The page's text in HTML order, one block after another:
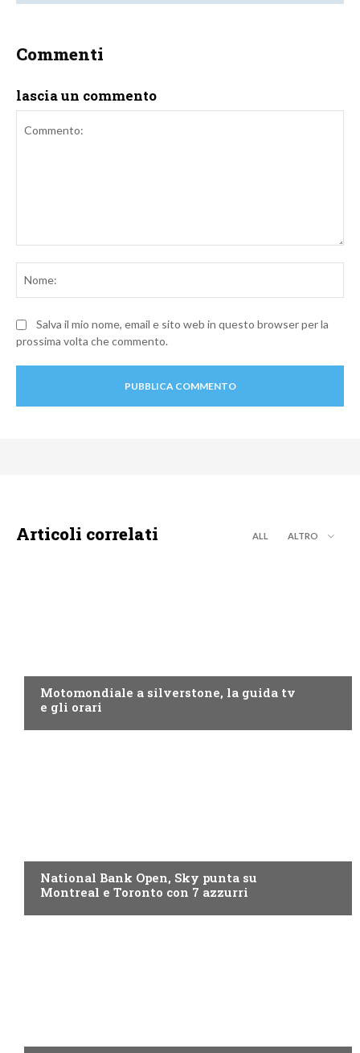
Commenti
lascia un commento
Salva il mio nome, email e sito web in questo browser per la
prossima volta che commento.
Articoli correlati ALL ALTRO
Motomondiale a silverstone, la guida tv
e gli orari
National Bank Open, Sky punta su
Montreal e Toronto con 7 azzurri